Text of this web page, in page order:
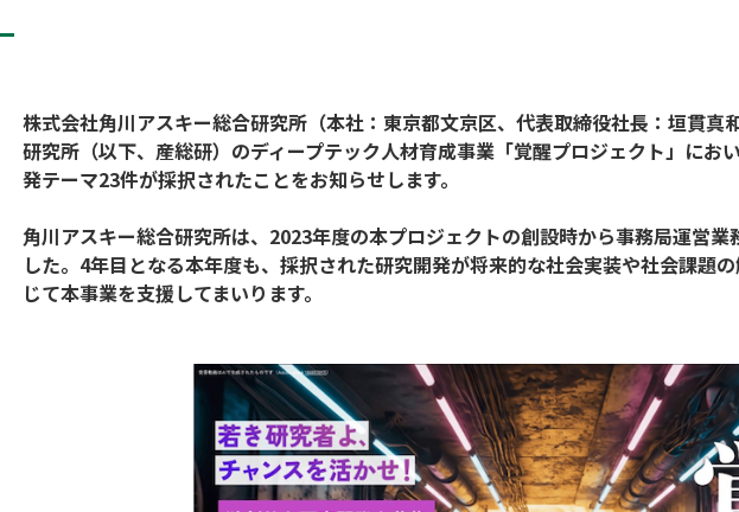
株式会社角川アスキー総合研究所（本社：東京都文京区、代表取締役社長：垣貫真
研究所（以下、産総研）のディープテック人材育成事業「覚醒プロジェクト」にお
発テーマ23件が採択されたことをお知らせします。
角川アスキー総合研究所は、2023年度の本プロジェクトの創設時から事務局運営
した。4年目となる本年度も、採択された研究開発が将来的な社会実装や社会課題